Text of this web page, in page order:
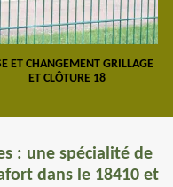
ET CHANGEMENT GRILLAGE
ET CLÔTURE 18
: une spécialité de
dans le 18410 et